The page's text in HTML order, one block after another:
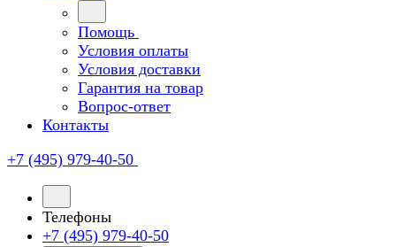
Помощь
Условия оплаты
Условия доставки
Гарантия на товар
Вопрос-ответ
Контакты
+7 (495) 979-40-50
Телефоны
+7 (495) 979-40-50